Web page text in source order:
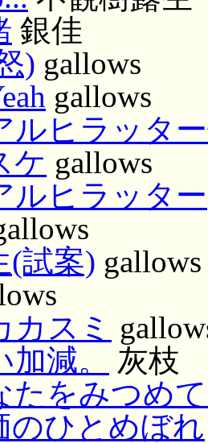
銀佳
) gallows
gallows
ルヒラッタ
ケ gallows
ルヒラッター
(試案) gallows
カスミ
減。
灰枝
たをみつめ
のひとめぼれ